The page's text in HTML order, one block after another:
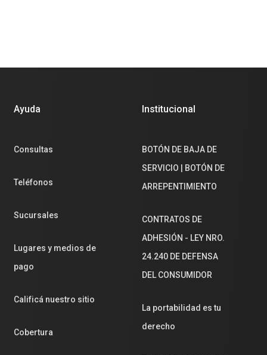
Ayuda
Consultas
Teléfonos
Sucursales
Lugares y medios de
pago
Calificá nuestro sitio
Cobertura
Institucional
BOTÓN DE BAJA DE
SERVICIO | BOTÓN DE
ARREPENTIMIENTO
CONTRATOS DE
ADHESIÓN - LEY NRO.
24.240 DE DEFENSA
DEL CONSUMIDOR
La portabilidad es tu
derecho